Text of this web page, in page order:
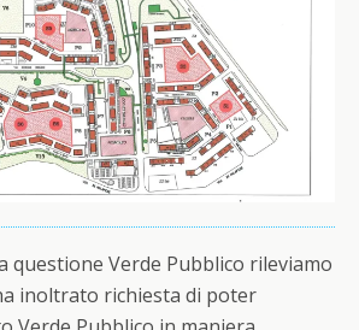
questione Verde Pubblico rileviamo
inoltrato richiesta di poter